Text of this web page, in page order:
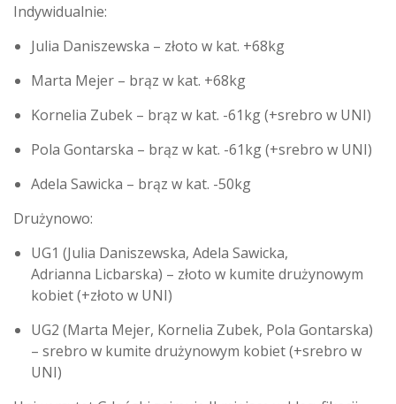
Indywidualnie:
Julia Daniszewska – złoto w kat. +68kg
Marta Mejer – brąz w kat. +68kg
Kornelia Zubek – brąz w kat. -61kg (+srebro w UNI)
Pola Gontarska – brąz w kat. -61kg (+srebro w UNI)
Adela Sawicka – brąz w kat. -50kg
Drużynowo:
UG1 (Julia Daniszewska, Adela Sawicka,
Adrianna Licbarska) – złoto w kumite drużynowym
kobiet (+złoto w UNI)
UG2 (Marta Mejer, Kornelia Zubek, Pola Gontarska)
– srebro w kumite drużynowym kobiet (+srebro w
UNI)